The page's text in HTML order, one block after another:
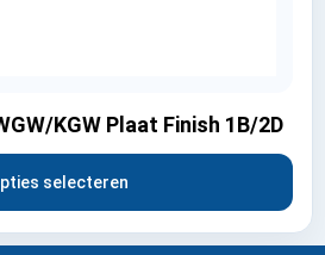
KGW Plaat Finish 1B/2D
selecteren